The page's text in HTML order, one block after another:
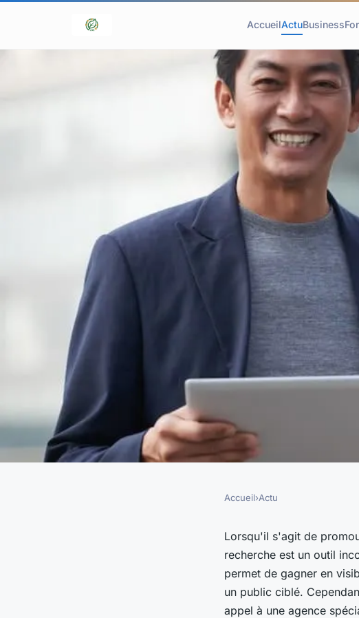
AccueilActuBusiness
Comment choisir la
SEA : guide complet
Accueil›Actu
Lorsqu'il s'agit de
recherche est un outil
permet de gagner en
un public ciblé.
appel à une agence